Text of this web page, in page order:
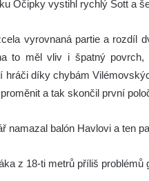
Očipky vystihl rychlý Šott a
vyrovnaná partie a rozdíl
to měl vliv i špatný
hráči díky chybám
a tak skončil první
namazal balón Havlovi a ten
z 18-ti metrů příliš